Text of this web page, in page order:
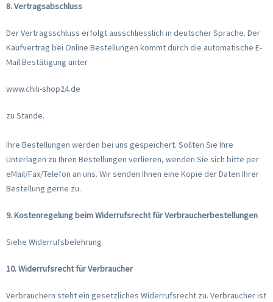
8. Vertragsabschluss
Der Vertragsschluss erfolgt ausschliesslich in deutscher Sprache. Der
Kaufvertrag bei Online Bestellungen kommt durch die automatische E-
Mail Bestätigung unter
www.chili-shop24.de
zu Stande.
Ihre Bestellungen werden bei uns gespeichert. Sollten Sie Ihre
Unterlagen zu Ihren Bestellungen verlieren, wenden Sie sich bitte per
eMail/Fax/Telefon an uns. Wir senden Ihnen eine Kopie der Daten Ihrer
Bestellung gerne zu.
9. Kostenregelung beim Widerrufsrecht für Verbraucherbestellungen
Siehe Widerrufsbelehrung
10. Widerrufsrecht für Verbraucher
Verbrauchern steht ein gesetzliches Widerrufsrecht zu. Verbraucher ist